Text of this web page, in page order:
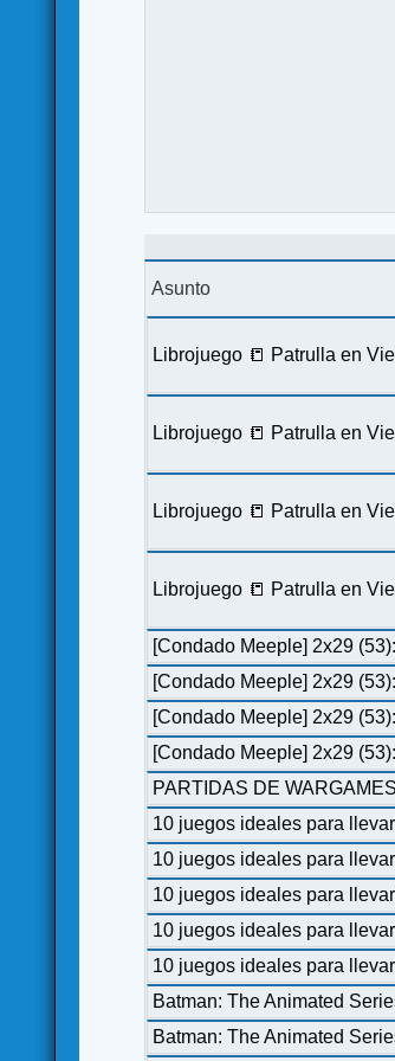
Asunto
Librojuego 📒 Patrulla en
Librojuego 📒 Patrulla en
Librojuego 📒 Patrulla en
Librojuego 📒 Patrulla en
[Condado Meeple] 2x29
[Condado Meeple] 2x29
[Condado Meeple] 2x29
[Condado Meeple] 2x29
PARTIDAS DE
10 juegos ideales para
10 juegos ideales para
10 juegos ideales para
10 juegos ideales para
10 juegos ideales para
Batman: The Animated
Batman: The Animated